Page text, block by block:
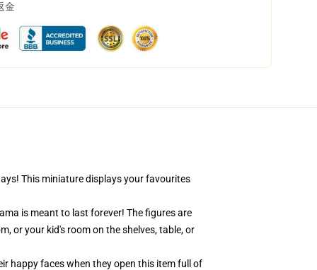
金
This miniature displays your favourites
is meant to last forever! The figures are
or your kid's room on the shelves, table, or
happy faces when they open this item full of